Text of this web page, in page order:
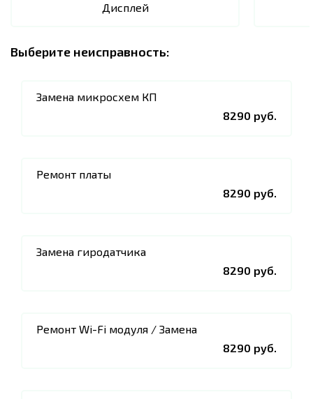
Дисплей
Выберите неисправность:
Замена микросхем КП
8290 руб.
Ремонт платы
8290 руб.
Замена гиродатчика
8290 руб.
Ремонт Wi-Fi модуля / Замена
8290 руб.